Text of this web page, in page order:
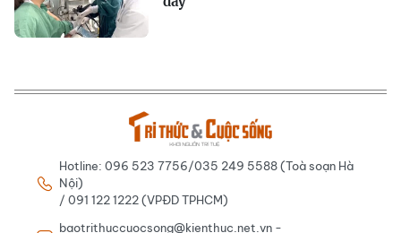
Hotline: 096 523 7756/035 249 5588 (Toà soạn Hà
Nội)
/ 091 122 1222 (VPĐD TPHCM)
baotrithuccuocsong@kienthuc.net.vn -